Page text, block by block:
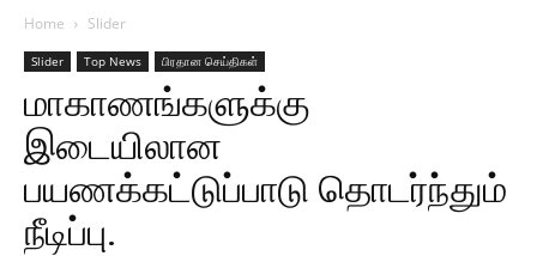
Home Slider
Slider Top News பிரதான செய்திகள்
மாகாணங்களுக்கு
இடையிலான
பயணக்கட்டுப்பாடு தொடர்ந்தும்
நீடிப்பு.